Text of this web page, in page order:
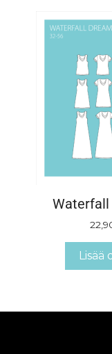
Waterfall
Lisää